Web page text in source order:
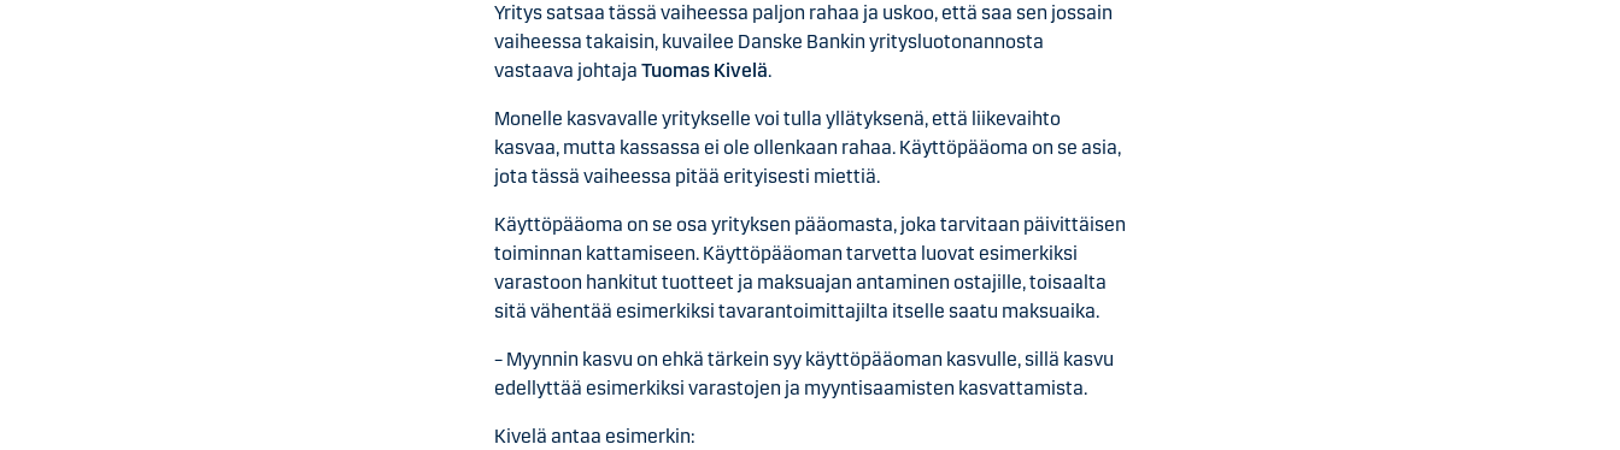
Yritys satsaa tässä vaiheessa paljon rahaa ja uskoo, että saa sen jossain
vaiheessa takaisin, kuvailee Danske Bankin yritysluotonannosta
vastaava johtaja Tuomas Kivelä.
Monelle kasvavalle yritykselle voi tulla yllätyksenä, että liikevaihto
kasvaa, mutta kassassa ei ole ollenkaan rahaa. Käyttöpääoma on se asia,
jota tässä vaiheessa pitää erityisesti miettiä.
Käyttöpääoma on se osa yrityksen pääomasta, joka tarvitaan päivittäisen
toiminnan kattamiseen. Käyttöpääoman tarvetta luovat esimerkiksi
varastoon hankitut tuotteet ja maksuajan antaminen ostajille, toisaalta
sitä vähentää esimerkiksi tavarantoimittajilta itselle saatu maksuaika.
– Myynnin kasvu on ehkä tärkein syy käyttöpääoman kasvulle, sillä kasvu
edellyttää esimerkiksi varastojen ja myyntisaamisten kasvattamista.
Kivelä antaa esimerkin: